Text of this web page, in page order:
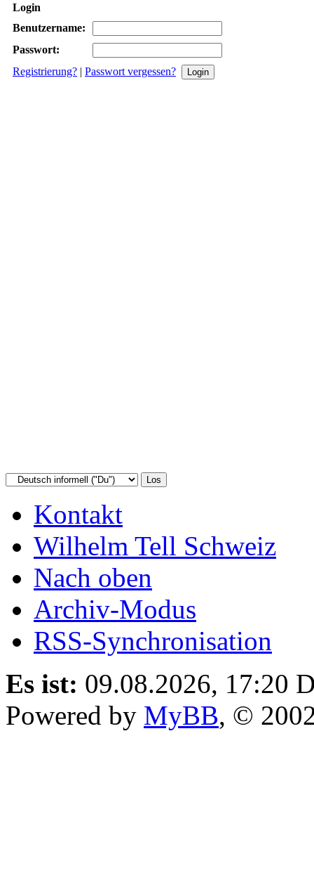
Login
Benutzername:
Passwort:
Registrierung? | Passwort vergessen?
Kontakt
Wilhelm Tell Schweiz
Nach oben
Archiv-Modus
RSS-Synchronisation
Es ist: 09.08.2026, 17:20
Powered by MyBB, ©